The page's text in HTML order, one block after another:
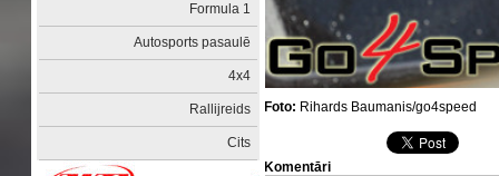
Formula 1
Autosports pasaulē
4x4
Rallijreids
Cits
Foto: Rihards Baumanis/go4speed
Komentāri